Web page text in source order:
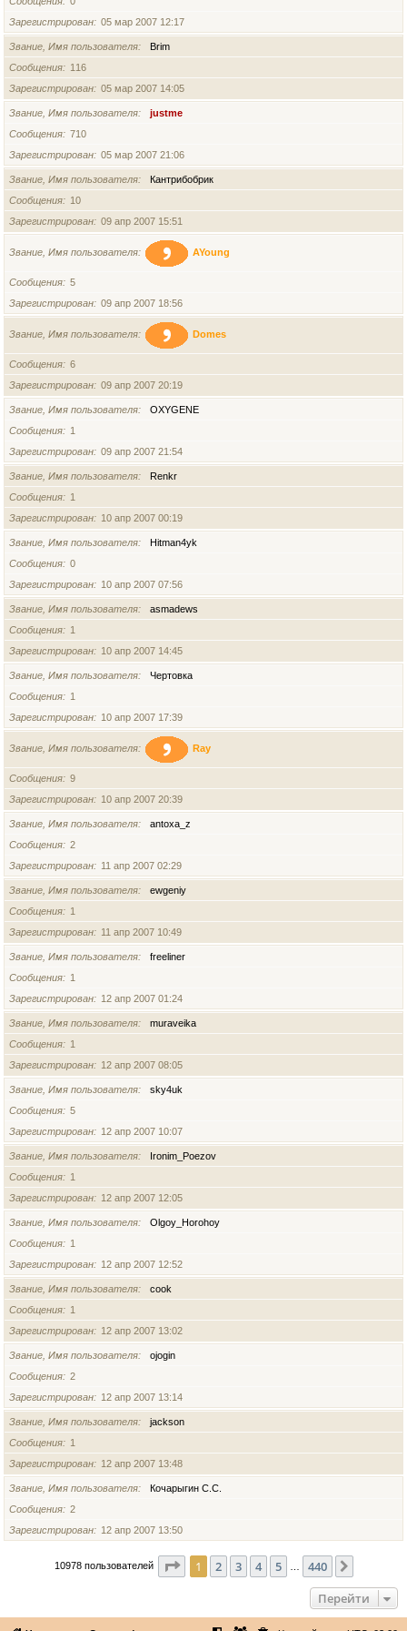
Зарегистрирован
05 мар 2007 12:17
Звание, Имя пользователя
Brim
Сообщения
116
Зарегистрирован
05 мар 2007 14:05
Звание, Имя пользователя
justme
Сообщения
710
Зарегистрирован
05 мар 2007 21:06
Звание, Имя пользователя
Кантрибобрик
Сообщения
10
Зарегистрирован
09 апр 2007 15:51
Звание, Имя пользователя AYoung
Сообщения
5
Зарегистрирован
09 апр 2007 18:56
Звание, Имя пользователя Domes
Сообщения
6
Зарегистрирован
09 апр 2007 20:19
Звание, Имя пользователя
OXYGENE
Сообщения
1
Зарегистрирован
09 апр 2007 21:54
Звание, Имя пользователя
Renkr
Сообщения
1
Зарегистрирован
10 апр 2007 00:19
Звание, Имя пользователя
Hitman4yk
Сообщения
0
Зарегистрирован
10 апр 2007 07:56
Звание, Имя пользователя
asmadews
Сообщения
1
Зарегистрирован
10 апр 2007 14:45
Звание, Имя пользователя
Чертовка
Сообщения
1
Зарегистрирован
10 апр 2007 17:39
Звание, Имя пользователя Ray
Сообщения
9
Зарегистрирован
10 апр 2007 20:39
Звание, Имя пользователя
antoxa_z
Сообщения
2
Зарегистрирован
11 апр 2007 02:29
Звание, Имя пользователя
ewgeniy
Сообщения
1
Зарегистрирован
11 апр 2007 10:49
Звание, Имя пользователя
freeliner
Сообщения
1
Зарегистрирован
12 апр 2007 01:24
Звание, Имя пользователя
muraveika
Сообщения
1
Зарегистрирован
12 апр 2007 08:05
Звание, Имя пользователя
sky4uk
Сообщения
5
Зарегистрирован
12 апр 2007 10:07
Звание, Имя пользователя
Ironim_Poezov
Сообщения
1
Зарегистрирован
12 апр 2007 12:05
Звание, Имя пользователя
Olgoy_Horohoy
Сообщения
1
Зарегистрирован
12 апр 2007 12:52
Звание, Имя пользователя
cook
Сообщения
1
Зарегистрирован
12 апр 2007 13:02
Звание, Имя пользователя
ojogin
Сообщения
2
Зарегистрирован
12 апр 2007 13:14
Звание, Имя пользователя
jackson
Сообщения
1
Зарегистрирован
12 апр 2007 13:48
Звание, Имя пользователя
Кочарыгин С.С.
Сообщения
2
Зарегистрирован
12 апр 2007 13:50
10978 пользователей Страница из 440
1 2 3 4 5 440
Перейти